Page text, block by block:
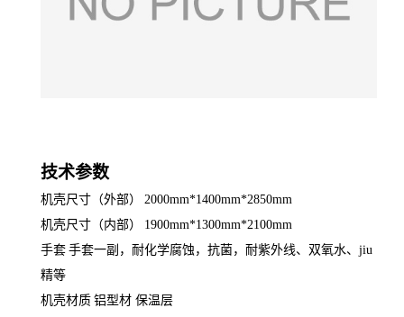
技术参数
机壳尺寸（外部）
2000mm*1400mm*2850mm
机壳尺寸（内部）
1900mm*1300mm*2100mm
手套 手套一副，耐化学腐蚀，抗菌，耐紫外线、双氧水、jiu
精等
机壳材质 铝型材 保温层